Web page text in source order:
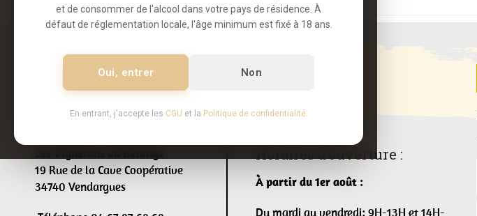
et de consommer de l'alcool dans votre pays de résidence. À
défaut de réglementation locale, l'âge minimum est fixé à 18 ans.
Oui, entrer Non
En entrant, j'accepte les CGU et la Politique de confidentialité.
19 Rue de la Cave Coopérative
34740 Vendargues
Horaires d’ouverture :
À partir du 1er août :
Du mardi au vendredi: 9H-13H et 14H-